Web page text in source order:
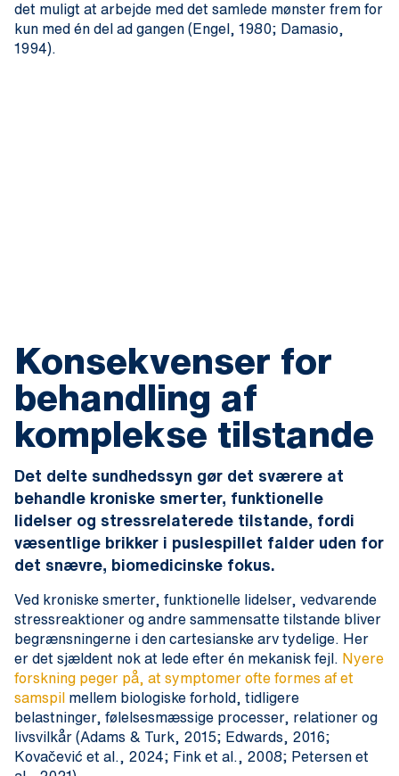
det muligt at arbejde med det samlede mønster frem for
kun med én del ad gangen (Engel, 1980; Damasio,
1994).
Konsekvenser for
behandling af
komplekse tilstande
Det delte sundhedssyn gør det sværere at
behandle kroniske smerter, funktionelle
lidelser og stressrelaterede tilstande, fordi
væsentlige brikker i puslespillet falder uden for
det snævre, biomedicinske fokus.
Ved kroniske smerter, funktionelle lidelser, vedvarende
stressreaktioner og andre sammensatte tilstande bliver
begrænsningerne i den cartesianske arv tydelige. Her
er det sjældent nok at lede efter én mekanisk fejl.
Nyere
forskning peger på, at symptomer ofte formes af et
samspil mellem biologiske forhold, tidligere
belastninger, følelsesmæssige processer, relationer og
livsvilkår (Adams & Turk, 2015; Edwards, 2016;
Kovačević et al., 2024; Fink et al., 2008; Petersen et